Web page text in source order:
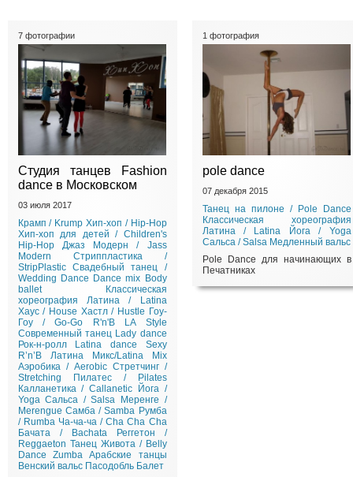
7 фотографии
Студия танцев Fashion
dance в Московском
03 июля 2017
Крамп / Krump Хип-хоп / Hip-Hop
Хип-хоп для детей / Children's
Hip-Hop
Джаз Модерн / Jass
Modern
Стриппластика /
StripPlastic
Свадебный танец /
Wedding Dance Dance mix Body
ballet
Классическая
хореография
Латина / Latina
Хаус / House Хастл / Hustle Гоу-
Гоу / Go-Go
R'n'B
LA Style
Современный танец Lady dance
Рок-н-ролл
Latina dance
Sexy
R’n’B
Латина Микс/Latina Mix
Аэробика / Aerobic Стретчинг /
Stretching
Пилатес / Pilates
Калланетика / Callanetic
Йога /
Yoga Сальса / Salsa
Меренге /
Merengue Самба / Samba Румба
/ Rumba Ча-ча-ча / Cha Cha Cha
Бачата / Bachata
Реггетон /
Reggaeton Танец Живота / Belly
Dance
Zumba Арабские танцы
Венский вальс Пасодобль Балет
1 фотография
pole dance
07 декабря 2015
Танец на пилоне / Pole Dance
Классическая хореография
Латина / Latina
Йога / Yoga
Сальса / Salsa Медленный вальс
Pole Dance для начинающих в
Печатниках